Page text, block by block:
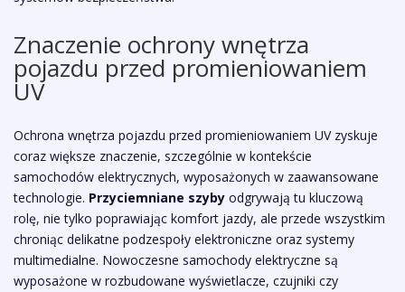
Znaczenie ochrony wnętrza
pojazdu przed promieniowaniem
UV
Ochrona wnętrza pojazdu przed promieniowaniem UV zyskuje
coraz większe znaczenie, szczególnie w kontekście
samochodów elektrycznych, wyposażonych w zaawansowane
technologie. Przyciemniane szyby odgrywają tu kluczową
rolę, nie tylko poprawiając komfort jazdy, ale przede wszystkim
chroniąc delikatne podzespoły elektroniczne oraz systemy
multimedialne. Nowoczesne samochody elektryczne są
wyposażone w rozbudowane wyświetlacze, czujniki czy